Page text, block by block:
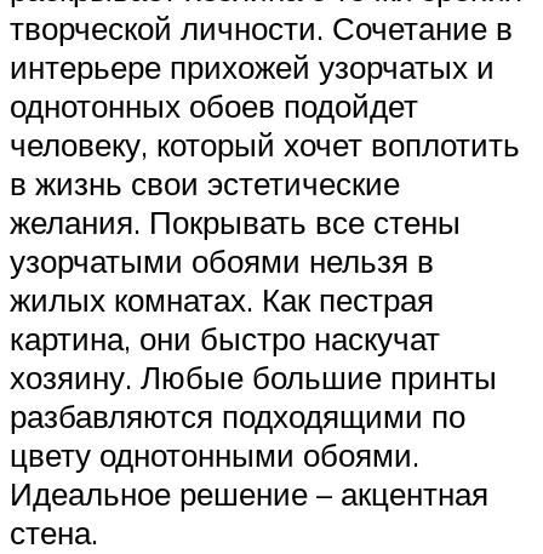
творческой личности. Сочетание в
интерьере прихожей узорчатых и
однотонных обоев подойдет
человеку, который хочет воплотить
в жизнь свои эстетические
желания. Покрывать все стены
узорчатыми обоями нельзя в
жилых комнатах. Как пестрая
картина, они быстро наскучат
хозяину. Любые большие принты
разбавляются подходящими по
цвету однотонными обоями.
Идеальное решение – акцентная
стена.